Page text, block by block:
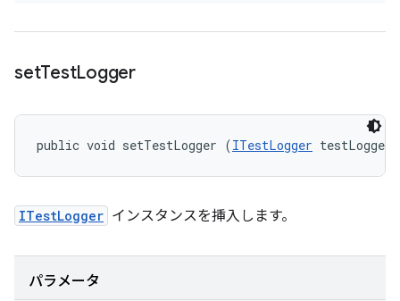
setTestLogger
public void setTestLogger (ITestLogger testLogger)
ITestLogger インスタンスを挿入します。
パラメータ